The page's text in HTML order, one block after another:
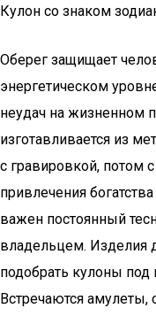
Кулон со знаком
Оберег защищает
энергетическом
неудач на жизненном
изготавливается из
с гравировкой, потом
привлечения
важен постоянный
владельцем. Изделия
подобрать кулоны
Встречаются